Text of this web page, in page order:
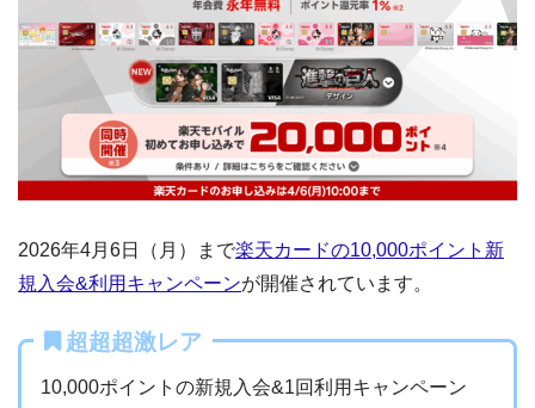
2026年4月6日（月）まで楽天カードの10,000ポイント新
規入会&利用キャンペーンが開催されています。
超超超激レア
10,000ポイントの新規入会&1回利用キャンペーン